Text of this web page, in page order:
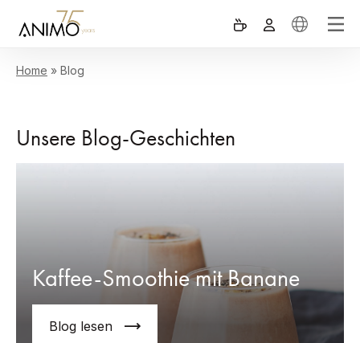
Home » Blog
Unsere Blog-Geschichten
Kaffee-Smoothie mit Banane
Blog lesen